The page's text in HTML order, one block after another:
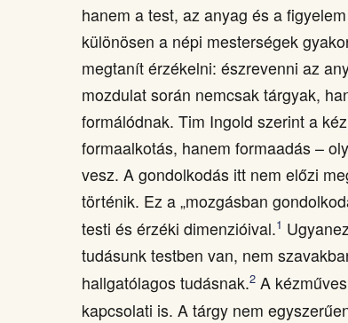
hanem a test, az anyag és a
különösen a népi mesterségek
megtanít érzékelni: észrevenni az
mozdulat során nemcsak tárgyak,
formálódnak. Tim Ingold szerint a
formaalkotás, hanem formaadás –
vesz. A gondolkodás itt nem előzi
történik. Ez a „mozgásban
testi és érzéki dimenzióival.1
tudásunk testben van, nem
hallgatólagos tudásnak.2 A
kapcsolati is. A tárgy nem